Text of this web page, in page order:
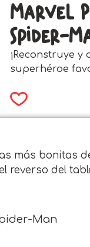
Marvel
Spider-
¡Reconstruye
superhéroe
más bonitas
reverso del
Man